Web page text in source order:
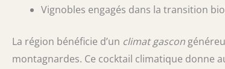
Vignobles engagés dans la transition
La région bénéficie d’un climat gascon
montagnardes. Ce cocktail climatique donne